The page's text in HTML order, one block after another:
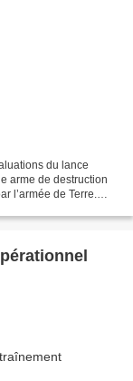
du lance
arme de destruction
l’armée de Terre.